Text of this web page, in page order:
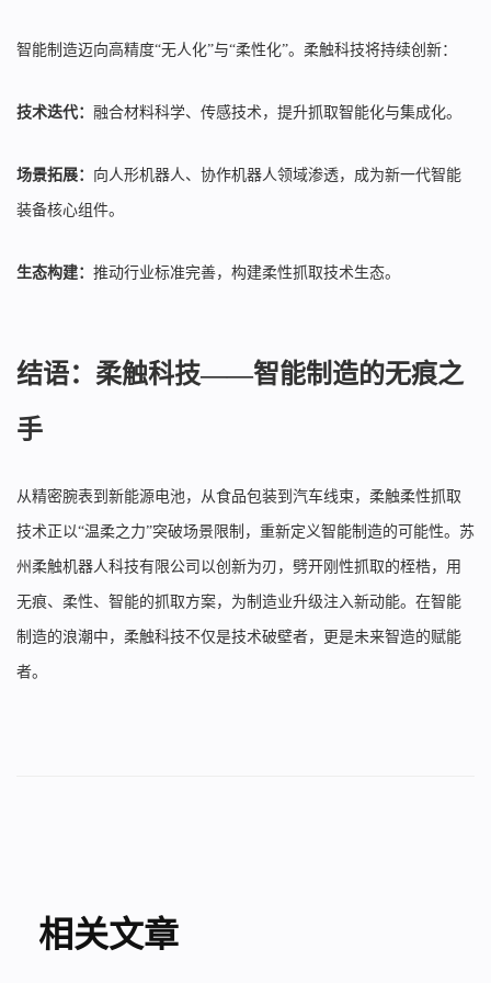
智能制造迈向高精度“无人化”与“柔性化”。柔触科技将持续创新：
技术迭代： 融合材料科学、传感技术，提升抓取智能化与集成化。
场景拓展： 向人形机器人、协作机器人领域渗透，成为新一代智能
装备核心组件。
生态构建： 推动行业标准完善，构建柔性抓取技术生态。
结语：柔触科技——智能制造的无痕之
手
从精密腕表到新能源电池，从食品包装到汽车线束，柔触柔性抓取
技术正以“温柔之力”突破场景限制，重新定义智能制造的可能性。苏
州柔触机器人科技有限公司以创新为刃，劈开刚性抓取的桎梏，用
无痕、柔性、智能的抓取方案，为制造业升级注入新动能。在智能
制造的浪潮中，柔触科技不仅是技术破壁者，更是未来智造的赋能
者。
相关文章